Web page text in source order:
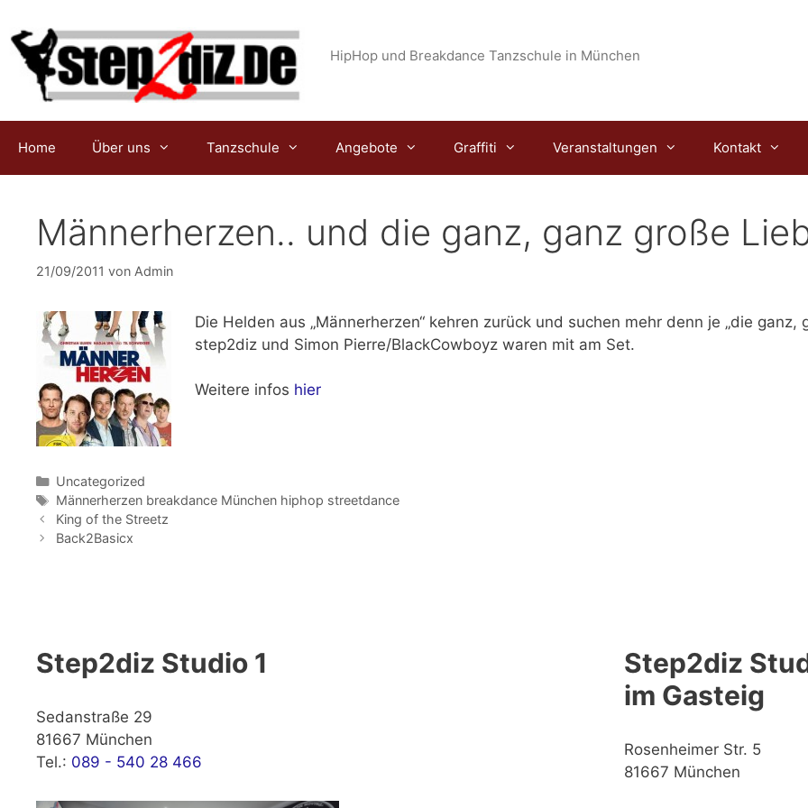
Inhalt
springen
HipHop und Breakdance Tanzschule in München
Home Über uns Tanzschule Angebote Graffiti Veranstaltungen Kontakt
Männerherzen.. und die ganz, ganz große
21/09/2011 von Admin
Die Helden aus „Männerherzen“ kehren zurück und suchen mehr denn je „die ganz,
step2diz und Simon Pierre/BlackCowboyz waren mit am Set.
Weitere infos hier
Kategorien
Uncategorized
Schlagwörter
Männerherzen breakdance München hiphop streetdance
King of the Streetz
Back2Basicx
Step2diz Studio 1
Sedanstraße 29
81667 München
Tel.: 089 - 540 28 466
Step2diz
im Gasteig
Rosenheimer Str. 5
81667 München